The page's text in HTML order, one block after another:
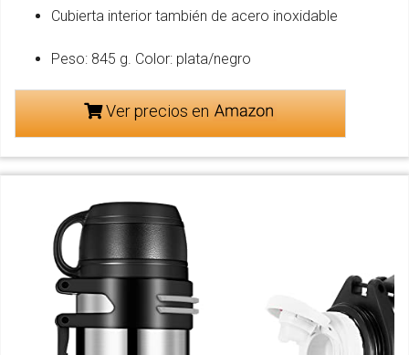
Cubierta interior también de acero inoxidable
Peso: 845 g. Color: plata/negro
Ver precios en